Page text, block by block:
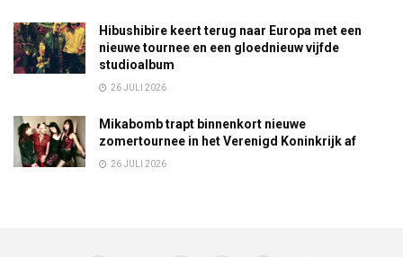
Hibushibire keert terug naar Europa met een
nieuwe tournee en een gloednieuw vijfde
studioalbum
26 JULI 2026
Mikabomb trapt binnenkort nieuwe
zomertournee in het Verenigd Koninkrijk af
26 JULI 2026